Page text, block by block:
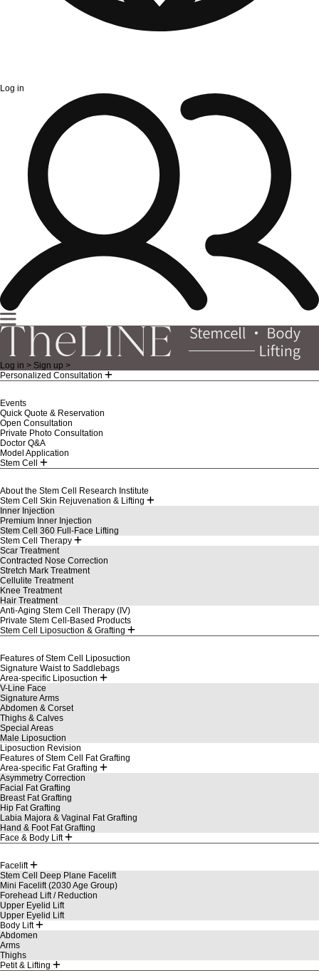
Log in
Log in > Sign up >
Personalized Consultation
Events
Quick Quote & Reservation
Open Consultation
Private Photo Consultation
Doctor Q&A
Model Application
Stem Cell
About the Stem Cell Research Institute
Stem Cell Skin Rejuvenation & Lifting
Inner Injection
Premium Inner Injection
Stem Cell 360 Full-Face Lifting
Stem Cell Therapy
Scar Treatment
Contracted Nose Correction
Stretch Mark Treatment
Cellulite Treatment
Knee Treatment
Hair Treatment
Anti-Aging Stem Cell Therapy (IV)
Private Stem Cell-Based Products
Stem Cell Liposuction & Grafting
Features of Stem Cell Liposuction
Signature Waist to Saddlebags
Area-specific Liposuction
V-Line Face
Signature Arms
Abdomen & Corset
Thighs & Calves
Special Areas
Male Liposuction
Liposuction Revision
Features of Stem Cell Fat Grafting
Area-specific Fat Grafting
Asymmetry Correction
Facial Fat Grafting
Breast Fat Grafting
Hip Fat Grafting
Labia Majora & Vaginal Fat Grafting
Hand & Foot Fat Grafting
Face & Body Lift
Facelift
Stem Cell Deep Plane Facelift
Mini Facelift (2030 Age Group)
Forehead Lift / Reduction
Upper Eyelid Lift
Upper Eyelid Lift
Body Lift
Abdomen
Arms
Thighs
Petit & Lifting